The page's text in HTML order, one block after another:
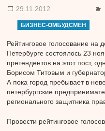
29.11.2012
БИЗНЕС-ОМБУДСМЕН
Рейтинговое голосование на
Петербурге состоялось 23
претендентов на этот пост,
Борисом Титовым и
А пока город пребывает в
петербургские
регионального защитника
Провести рейтинговое